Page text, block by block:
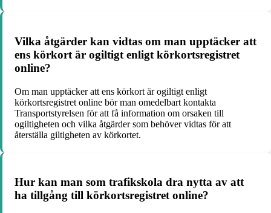
Vilka åtgärder kan vidtas om man upptäcker att
ens körkort är ogiltigt enligt körkortsregistret
online?
Om man upptäcker att ens körkort är ogiltigt enligt
körkortsregistret online bör man omedelbart kontakta
Transportstyrelsen för att få information om orsaken till
ogiltigheten och vilka åtgärder som behöver vidtas för att
återställa giltigheten av körkortet.
Hur kan man som trafikskola dra nytta av att
ha tillgång till körkortsregistret online?